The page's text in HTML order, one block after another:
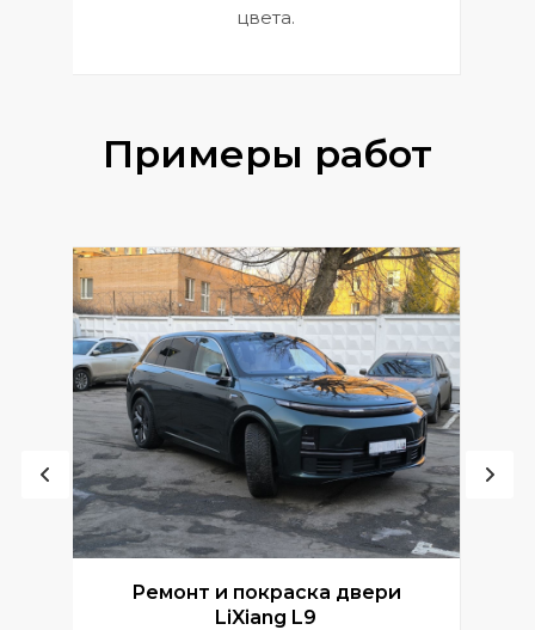
цвета.
Примеры работ
Ремонт и покраска двери
LiXiang L9